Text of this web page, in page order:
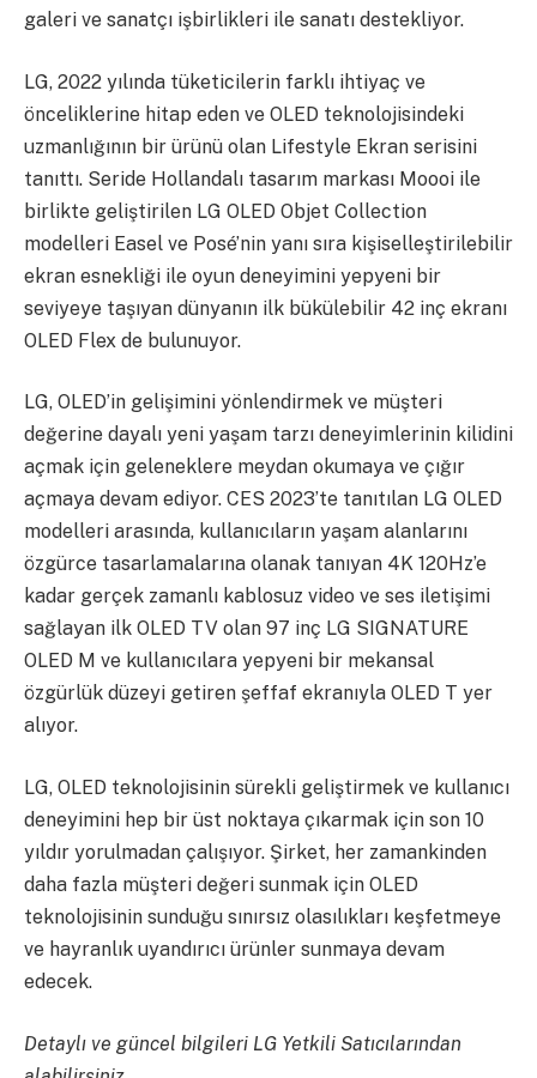
galeri ve sanatçı işbirlikleri ile sanatı destekliyor.
LG, 2022 yılında tüketicilerin farklı ihtiyaç ve
önceliklerine hitap eden ve OLED teknolojisindeki
uzmanlığının bir ürünü olan Lifestyle Ekran serisini
tanıttı. Seride Hollandalı tasarım markası Moooi ile
birlikte geliştirilen LG OLED Objet Collection
modelleri Easel ve Posé’nin yanı sıra kişiselleştirilebilir
ekran esnekliği ile oyun deneyimini yepyeni bir
seviyeye taşıyan dünyanın ilk bükülebilir 42 inç ekranı
OLED Flex de bulunuyor.
LG, OLED’in gelişimini yönlendirmek ve müşteri
değerine dayalı yeni yaşam tarzı deneyimlerinin kilidini
açmak için geleneklere meydan okumaya ve çığır
açmaya devam ediyor. CES 2023’te tanıtılan LG OLED
modelleri arasında, kullanıcıların yaşam alanlarını
özgürce tasarlamalarına olanak tanıyan 4K 120Hz’e
kadar gerçek zamanlı kablosuz video ve ses iletişimi
sağlayan ilk OLED TV olan 97 inç LG SIGNATURE
OLED M ve kullanıcılara yepyeni bir mekansal
özgürlük düzeyi getiren şeffaf ekranıyla OLED T yer
alıyor.
LG, OLED teknolojisinin sürekli geliştirmek ve kullanıcı
deneyimini hep bir üst noktaya çıkarmak için son 10
yıldır yorulmadan çalışıyor. Şirket, her zamankinden
daha fazla müşteri değeri sunmak için OLED
teknolojisinin sunduğu sınırsız olasılıkları keşfetmeye
ve hayranlık uyandırıcı ürünler sunmaya devam
edecek.
Detaylı ve güncel bilgileri LG Yetkili Satıcılarından